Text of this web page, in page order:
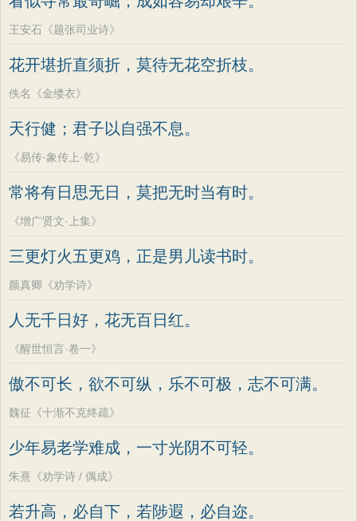
王安石《题张司业诗》
花开堪折直须折，莫待无花空折枝。
佚名《金缕衣》
天行健；君子以自强不息。
《易传·象传上·乾》
常将有日思无日，莫把无时当有时。
《增广贤文·上集》
三更灯火五更鸡，正是男儿读书时。
颜真卿《劝学诗》
人无千日好，花无百日红。
《醒世恒言·卷一》
傲不可长，欲不可纵，乐不可极，志不可满。
魏征《十渐不克终疏》
少年易老学难成，一寸光阴不可轻。
朱熹《劝学诗 / 偶成》
若升高，必自下，若陟遐，必自迩。